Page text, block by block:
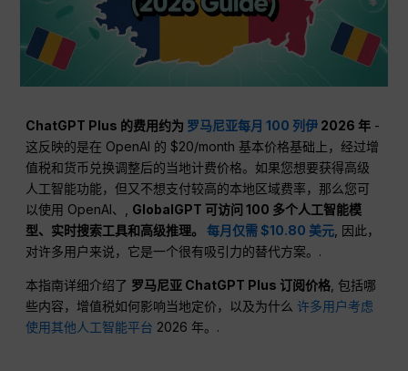
ChatGPT Plus 的费用约为 罗马尼亚每月 100 列伊 2026 年 -
这反映的是在 OpenAI 的 $20/month 基本价格基础上，经过增
值税和货币兑换调整后的当地计费价格。如果您想要获得高级
人工智能功能，但又不想支付较高的本地区域费率，那么您可
以使用 OpenAI、, GlobalGPT 可访问 100 多个人工智能模
型、实时搜索工具和高级推理。每月仅需 $10.80 美元 , 因此，
对许多用户来说，它是一个很有吸引力的替代方案。.
本指南详细介绍了 罗马尼亚 ChatGPT Plus 订阅价格 , 包括哪
些内容，增值税如何影响当地定价，以及为什么许多用户考虑
使用其他人工智能平台 2026 年。.